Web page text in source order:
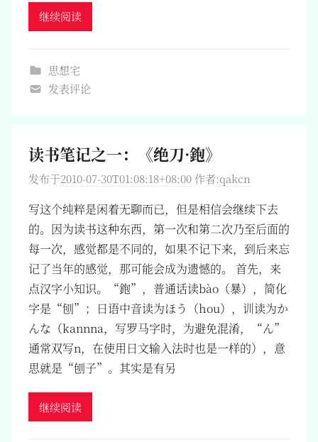
继续阅读
思想宅
发表评论
读书笔记之一：《绝刀·鉋》
发布于2010-07-30T01:08:18+08:00 作者:qakcn
写这个纯粹是闲着无聊而已，但是相信会继续下去
的。因为读书这种东西，第一次和第二次乃至后面的
每一次，感觉都是不同的，如果不记下来，到后来忘
记了当年的感觉，那可能会成为遗憾的。 首先，来
点汉字小知识。“鉋”，普通话读bào（暴），简化
字是“刨”；日语中音读为ほう（hou），训读为か
んな（kannna，写罗马字时，为避免混淆，“ん”
通常双写n，在使用日文输入法时也是一样的），意
思就是“刨子”。其实是有另
继续阅读